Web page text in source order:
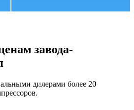
завода-
дилерами более 20